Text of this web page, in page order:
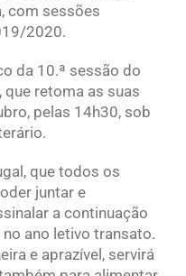
com sessões
2020.
da 10.ª sessão do
que retoma as suas
pelas 14h30, sob
que todos os
juntar e
a continuação
ano letivo transato.
e aprazível, servirá